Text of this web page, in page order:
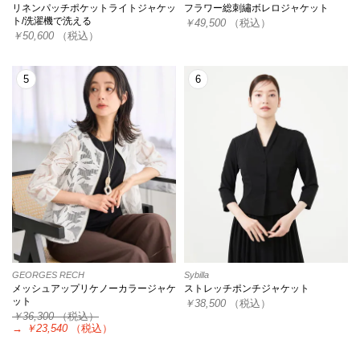
リネンパッチポケットライトジャケッ
ト/洗濯機で洗える
￥50,600 （税込）
フラワー総刺繡ボレロジャケット
￥49,500 （税込）
5
GEORGES RECH
メッシュアップリケノーカラージャケ
ット
￥36,300（税込）
→
￥23,540 （税込）
6
Sybilla
ストレッチポンチジャケット
￥38,500 （税込）